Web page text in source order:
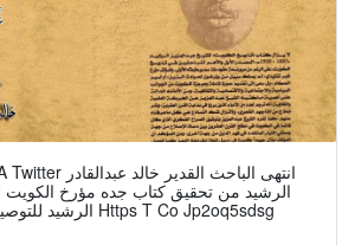
الرشيد من تحقيق كتاب جده مؤرخ الكويت
الرشيد للتوصيل ٩٠٩٠٠٩١١ Https T Co Jp2oq5sdsg